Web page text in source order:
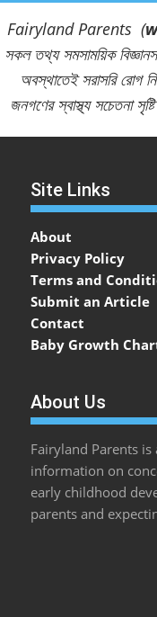
Fairyland Parents (
সকল তথ্য সমসাময়িক
অবস্থাতেই সরাসরি রোগ
জনগণের স্বাস্থ্য সচেতনা
Site Links
About
Privacy Policy
Terms and
Submit an Article
Contact
Baby Growth
About Us
Fairyland Parents
information on
early childhood
parents and